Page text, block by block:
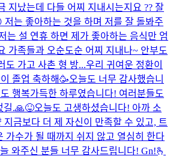
지났는데 다들 어찌 지내시는지요 ?? 잘
저는 좋아하는 것을 하며 저를 잘 돌봐주
는 설 연휴 하면 제가 좋아하는 음식만 엄
가족들과 오순도순 어찌 지내나~ 안부도
도 가고 사촌 형 방...우리 귀여운 정환이
졸업 축하해🥳오늘도 너무 감사했습니
행복가득한 하루였습니다! 여러분들도
길.🙏😝오늘도 고생하셨습니다! 아까 소
지금보다 더 제 자신이 만족할 수 있고, 트
가수가 될 때까지 쉬지 않고 열심히 한다
와주신 분들 너무 감사드립니다! Gn!🫰